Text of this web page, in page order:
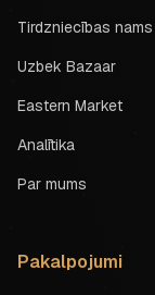
Tirdzniecības nams
Uzbek Bazaar
Eastern Market
Analītika
Par mums
Pakalpojumi